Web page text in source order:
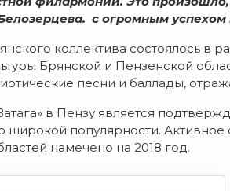
с огромным успехом
коллектива состоялось в
Брянской и Пензенской
песни и баллады,
в Пензу является
широкой популярности.
намечено на 2018 год.